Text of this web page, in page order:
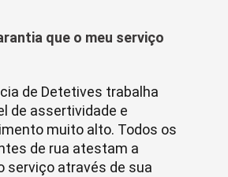
que o meu serviço
de Detetives trabalha
de assertividade e
muito alto. Todos os
de rua atestam a
serviço através de sua